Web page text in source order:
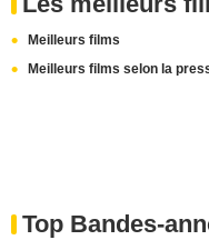
Meilleurs films
Meilleurs films selon la
Top Bandes-